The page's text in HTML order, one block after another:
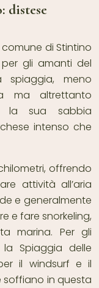
distese
di Stintino
gli amanti del
spiaggia, meno
ma altrettanto
la sua sabbia
intenso che
offrendo
attività all’aria
e generalmente
e fare snorkeling,
marina. Per gli
Spiaggia delle
il windsurf e il
soffiano in questa